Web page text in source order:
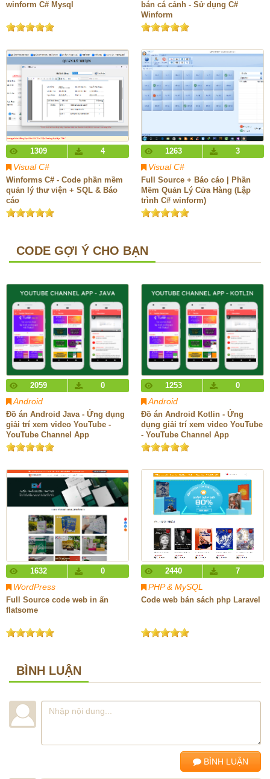
winform C# Mysql
bán cá cảnh - Sử dụng C#
Winform
1309 4
Visual C#
Winforms C# - Code phần mềm
quản lý thư viện + SQL & Báo
cáo
1263 3
Visual C#
Full Source + Báo cáo | Phần
Mềm Quản Lý Cửa Hàng (Lập
trình C# winform)
CODE GỢI Ý CHO BẠN
2059 0
Android
Đồ án Android Java - Ứng dụng
giải trí xem video YouTube -
YouTube Channel App
1253 0
Android
Đồ án Android Kotlin - Ứng
dụng giải trí xem video YouTube
- YouTube Channel App
1632 0
WordPress
Full Source code web in ấn
flatsome
2440 7
PHP & MySQL
Code web bán sách php Laravel
BÌNH LUẬN
BÌNH LUẬN